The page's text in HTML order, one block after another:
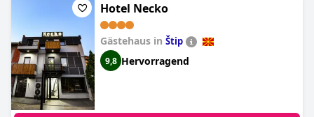
Hotel Necko
Gästehaus in Štip
9,8 Hervorragend